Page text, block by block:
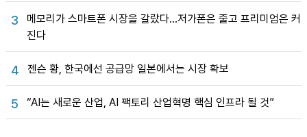
3
메모리가 스마트폰 시장을 갈랐다…저가폰은 줄고 프리미엄은 커
진다
4 젠슨 황, 한국에선 공급망 일본에서는 시장 확보
5 “AI는 새로운 산업, AI 팩토리 산업혁명 핵심 인프라 될 것”